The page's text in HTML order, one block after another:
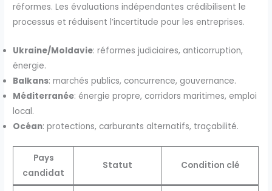
réformes. Les évaluations indépendantes crédibilisent le
processus et réduisent l’incertitude pour les entreprises.
Ukraine/Moldavie: réformes judiciaires, anticorruption,
énergie.
Balkans: marchés publics, concurrence, gouvernance.
Méditerranée: énergie propre, corridors maritimes, emploi
local.
Océan: protections, carburants alternatifs, traçabilité.
Pays
candidat
Statut Condition clé